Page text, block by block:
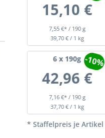
15,10 €
7,55 €* / 190 g
39,70 € / 1 kg
6 x 190g
42,96 €
7,16 €* / 190 g
-10%
37,70 € / 1 kg
* Staffelpreis je Artikel